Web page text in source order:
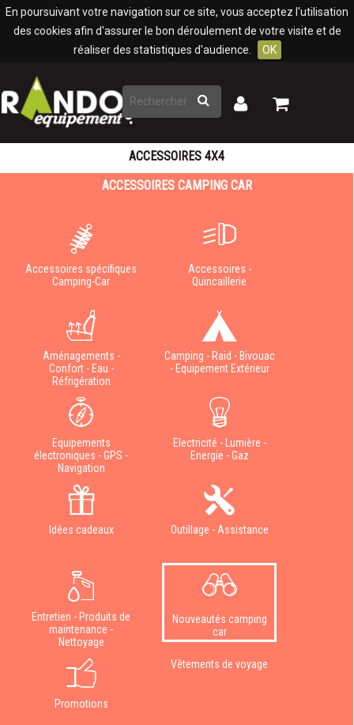
En poursuivant votre navigation sur ce site, vous acceptez l'utilisation
des cookies afin d'assurer le bon déroulement de votre visite et de
réaliser des statistiques d'audience.
OK
Rechercher
Mon
Mon
ACCESSOIRES 4X4
ACCESSOIRES CAMPING CAR
Accessoires spécifiques
Camping-Car
Accessoires -
Quincaillerie
Aménagements -
Confort - Eau -
Réfrigération
Camping - Raid - Bivouac
- Equipement Extérieur
Equipements
électroniques - GPS -
Navigation
Electricité - Lumière -
Energie - Gaz
Idées cadeaux Outillage - Assistance
Entretien - Produits de
maintenance -
Nettoyage
Nouveautés camping
car
Promotions
Vêtements de voyage
Panneau de gestion des cookies